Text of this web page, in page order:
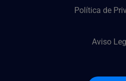
Política de
Aviso